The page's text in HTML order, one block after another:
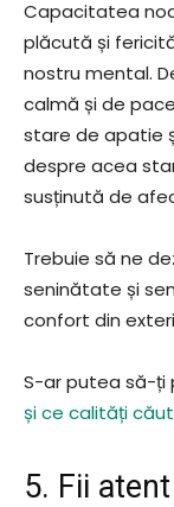
Capacitatea
plăcută și
nostru mental.
calmă și de
stare de apatie
despre acea
susținută de
Trebuie să ne
seninătate și
confort din
S-ar putea să-ți
și ce calități
5. Fii